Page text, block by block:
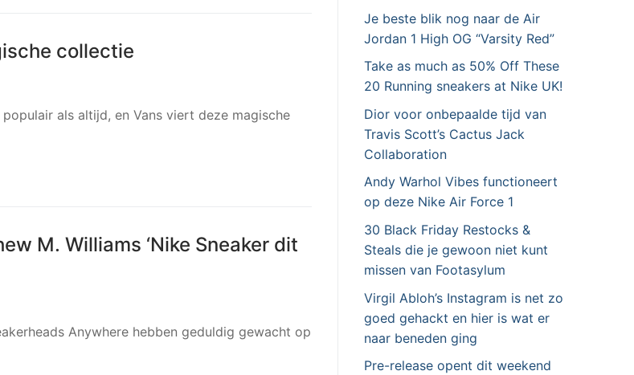
collectie
als altijd, en Vans viert deze magische
M. Williams ‘Nike Sneaker dit
Anywhere hebben geduldig gewacht op
Je beste blik nog naar de Air
Jordan 1 High OG “Varsity Red”
Take as much as 50% Off These
20 Running sneakers at Nike UK!
Dior voor onbepaalde tijd van
Travis Scott’s Cactus Jack
Collaboration
Andy Warhol Vibes functioneert
op deze Nike Air Force 1
30 Black Friday Restocks &
Steals die je gewoon niet kunt
missen van Footasylum
Virgil Abloh’s Instagram is net zo
goed gehackt en hier is wat er
naar beneden ging
Pre-release opent dit weekend